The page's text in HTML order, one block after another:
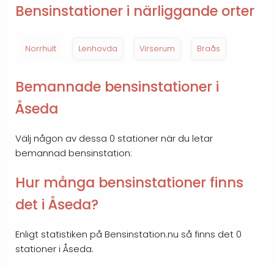
Bensinstationer i närliggande orter
Norrhult Lenhovda Virserum Braås
Bemannade bensinstationer i
Åseda
Välj någon av dessa 0 stationer när du letar
bemannad bensinstation:
Hur många bensinstationer finns
det i Åseda?
Enligt statistiken på Bensinstation.nu så finns det 0
stationer i Åseda.